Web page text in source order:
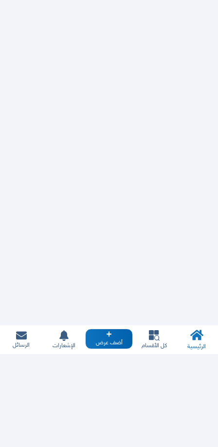
الرئيسية كل الأقسام أضف عرض الإشعارات الرسائل